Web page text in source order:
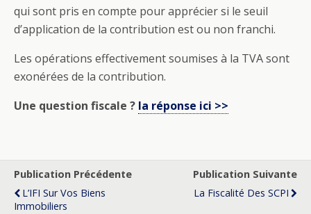
qui sont pris en compte pour apprécier si le seuil
d’application de la contribution est ou non franchi.
Les opérations effectivement soumises à la TVA sont
exonérées de la contribution.
Une question fiscale ? la réponse ici >>
Publication Précédente
L’IFI Sur Vos Biens
Immobiliers
Publication Suivante
La Fiscalité Des SCPI